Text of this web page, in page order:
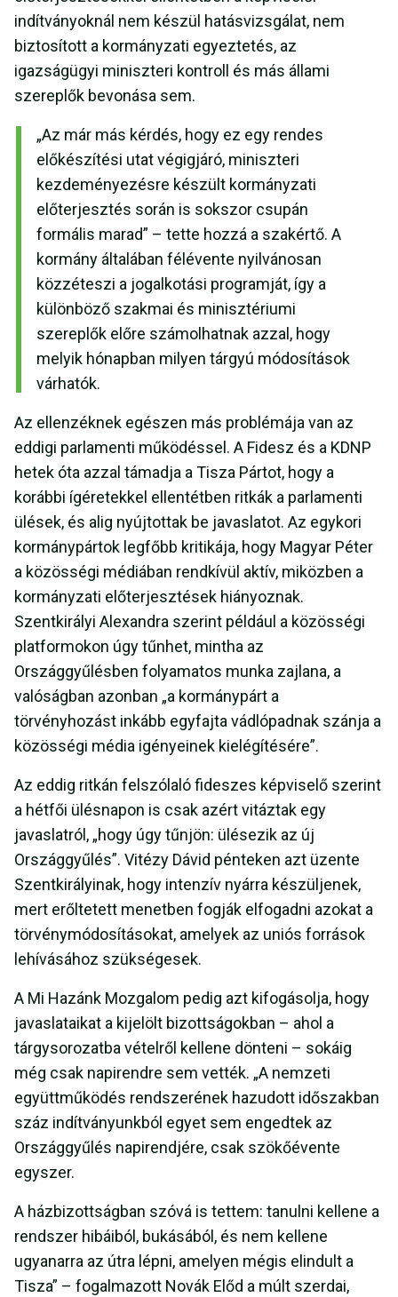
indítványoknál nem készül hatásvizsgálat, nem
biztosított a kormányzati egyeztetés, az
igazságügyi miniszteri kontroll és más állami
szereplők bevonása sem.
„Az már más kérdés, hogy ez egy rendes
előkészítési utat végigjáró, miniszteri
kezdeményezésre készült kormányzati
előterjesztés során is sokszor csupán
formális marad” – tette hozzá a szakértő. A
kormány általában félévente nyilvánosan
közzéteszi a jogalkotási programját, így a
különböző szakmai és minisztériumi
szereplők előre számolhatnak azzal, hogy
melyik hónapban milyen tárgyú módosítások
várhatók.
Az ellenzéknek egészen más problémája van az
eddigi parlamenti működéssel. A Fidesz és a KDNP
hetek óta azzal támadja a Tisza Pártot, hogy a
korábbi ígéretekkel ellentétben ritkák a parlamenti
ülések, és alig nyújtottak be javaslatot. Az egykori
kormánypártok legfőbb kritikája, hogy Magyar Péter
a közösségi médiában rendkívül aktív, miközben a
kormányzati előterjesztések hiányoznak.
Szentkirályi Alexandra szerint például a közösségi
platformokon úgy tűnhet, mintha az
Országgyűlésben folyamatos munka zajlana, a
valóságban azonban „a kormánypárt a
törvényhozást inkább egyfajta vádlópadnak szánja a
közösségi média igényeinek kielégítésére”.
Az eddig ritkán felszólaló fideszes képviselő szerint
a hétfői ülésnapon is csak azért vitáztak egy
javaslatról, „hogy úgy tűnjön: ülésezik az új
Országgyűlés”. Vitézy Dávid pénteken azt üzente
Szentkirályinak, hogy intenzív nyárra készüljenek,
mert erőltetett menetben fogják elfogadni azokat a
törvénymódosításokat, amelyek az uniós források
lehívásához szükségesek.
A Mi Hazánk Mozgalom pedig azt kifogásolja, hogy
javaslataikat a kijelölt bizottságokban – ahol a
tárgysorozatba vételről kellene dönteni – sokáig
még csak napirendre sem vették. „A nemzeti
együttműködés rendszerének hazudott időszakban
száz indítványunkból egyet sem engedtek az
Országgyűlés napirendjére, csak szökőévente
egyszer.
A házbizottságban szóvá is tettem: tanulni kellene a
rendszer hibáiból, bukásából, és nem kellene
ugyanarra az útra lépni, amelyen mégis elindult a
Tisza” – fogalmazott Novák Előd a múlt szerdai,